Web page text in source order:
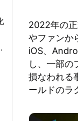
の確認
2022年の
やファンか
iOS、
し、一部の
損なわれる
ールドのラ